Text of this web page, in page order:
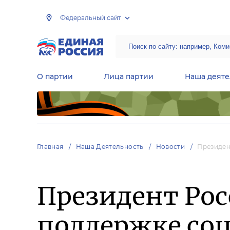
Федеральный сайт
О партии Лица партии Наша
Главная Наша Деятельность Новости
Президент